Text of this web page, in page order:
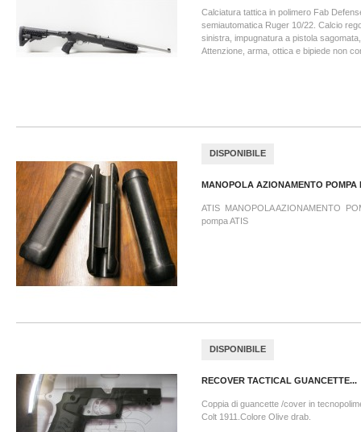
Calciatura tattica in polimero Fab
semiautomatica Ruger 10/22. Calcio
sinistra, impugnatura a pistola
Attenzione, arma, ottica e bipiede non
DISPONIBILE
MANOPOLA AZIONAMENTO POMPA
ATIS MANOPOLA AZIONAMENTO
pompa ATIS
DISPONIBILE
RECOVER TACTICAL GUANCETTE...
Coppia di guancette /cover in
Colt 1911.Colore Olive drab.